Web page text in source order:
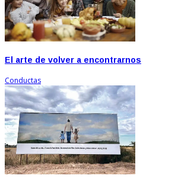
El arte de volver a encontrarnos
Conductas